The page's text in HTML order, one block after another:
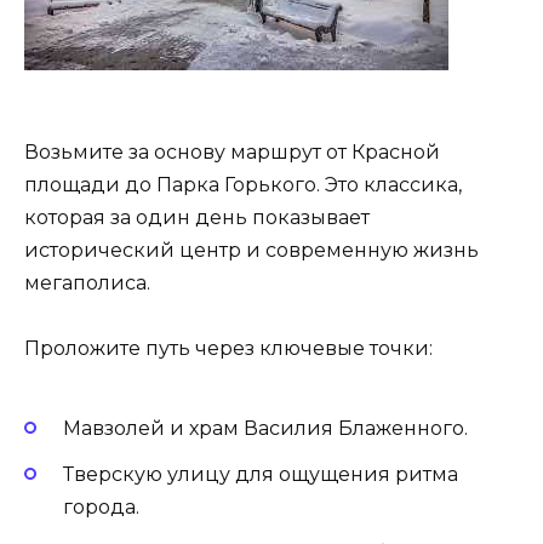
Возьмите за основу маршрут от Красной
площади до Парка Горького. Это классика,
которая за один день показывает
исторический центр и современную жизнь
мегаполиса.
Проложите путь через ключевые точки:
Мавзолей и храм Василия Блаженного.
Тверскую улицу для ощущения ритма
города.